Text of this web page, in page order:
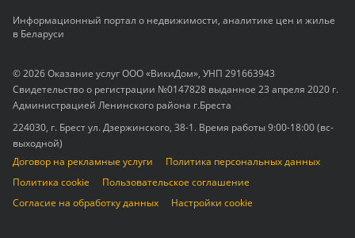
Информационный портал о недвижимости, аналитике цен и жилье
в Беларуси
© 2026 Оказание услуг ООО «ВикиДом», УНП 291663943
Свидетельство о регистрации №0147828 выданное 23 апреля 2020 г.
Администрацией Ленинского района г.Бреста
224030, г. Брест ул. Дзержинского, 38-1. Время работы 9:00-18:00 (вс-
выходной)
Договор на рекламные услуги
Политика персональных данных
Политика cookie
Пользовательское соглашение
Согласие на обработку данных
Настройки cookie